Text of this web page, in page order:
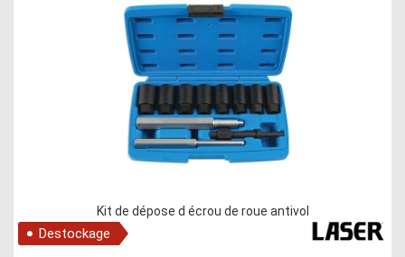
Kit de dépose d écrou de roue antivol
Destockage